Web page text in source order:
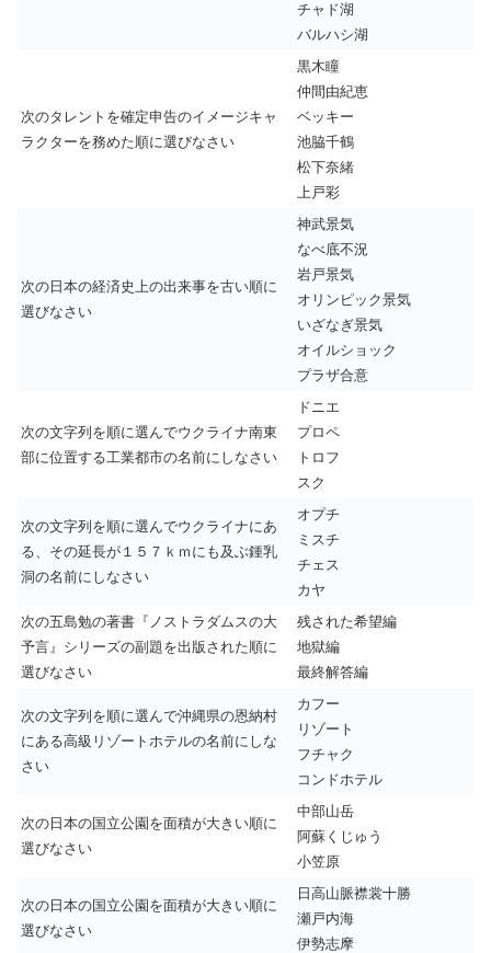
チャド湖
バルハシ湖
次のタレントを確定申告のイメージキャ
ラクターを務めた順に選びなさい
黒木瞳
仲間由紀恵
ベッキー
池脇千鶴
松下奈緒
上戸彩
次の日本の経済史上の出来事を古い順に
選びなさい
神武景気
なべ底不況
岩戸景気
オリンピック景気
いざなぎ景気
オイルショック
プラザ合意
次の文字列を順に選んでウクライナ南東
部に位置する工業都市の名前にしなさい
ドニエ
プロペ
トロフ
スク
次の文字列を順に選んでウクライナにあ
る、その延長が１５７ｋｍにも及ぶ鍾乳
洞の名前にしなさい
オプチ
ミスチ
チェス
カヤ
次の五島勉の著書『ノストラダムスの大
予言』シリーズの副題を出版された順に
選びなさい
残された希望編
地獄編
最終解答編
次の文字列を順に選んで沖縄県の恩納村
にある高級リゾートホテルの名前にしな
さい
カフー
リゾート
フチャク
コンドホテル
次の日本の国立公園を面積が大きい順に
選びなさい
中部山岳
阿蘇くじゅう
小笠原
次の日本の国立公園を面積が大きい順に
選びなさい
日高山脈襟裳十勝
瀬戸内海
伊勢志摩